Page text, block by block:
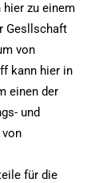
hier zu einem
Gesllschaft
von
kann hier in
einen der
und
für die